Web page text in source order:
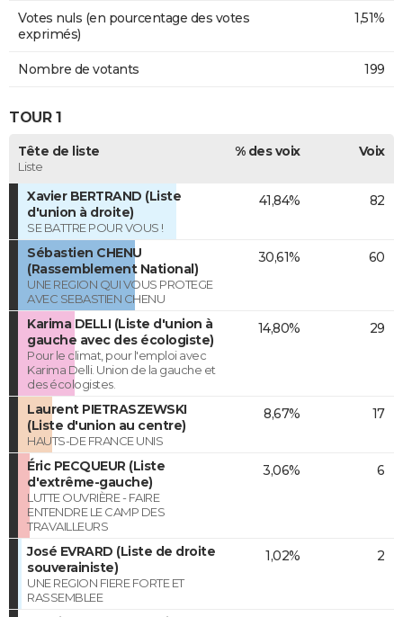
Votes nuls (en pourcentage des votes
exprimés)
1,51%
Nombre de votants 199
TOUR 1
Tête de liste
Liste
% des voix Voix
Xavier BERTRAND (Liste
d'union à droite)
SE BATTRE POUR VOUS !
41,84% 82
Sébastien CHENU
(Rassemblement National)
UNE REGION QUI VOUS PROTEGE
AVEC SEBASTIEN CHENU
30,61% 60
Karima DELLI (Liste d'union à
gauche avec des écologiste)
Pour le climat, pour l'emploi avec
Karima Delli. Union de la gauche et
des écologistes.
14,80% 29
Laurent PIETRASZEWSKI
(Liste d'union au centre)
HAUTS-DE FRANCE UNIS
8,67% 17
Éric PECQUEUR (Liste
d'extrême-gauche)
LUTTE OUVRIÈRE - FAIRE
ENTENDRE LE CAMP DES
TRAVAILLEURS
3,06% 6
José EVRARD (Liste de droite
souverainiste)
UNE REGION FIERE FORTE ET
RASSEMBLEE
1,02% 2